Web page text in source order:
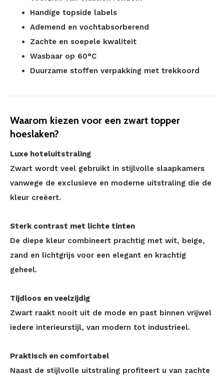
Handige topside labels
Ademend en vochtabsorberend
Zachte en soepele kwaliteit
Wasbaar op 60°C
Duurzame stoffen verpakking met trekkoord
Waarom kiezen voor een zwart topper
hoeslaken?
Luxe hoteluitstraling
Zwart wordt veel gebruikt in stijlvolle slaapkamers
vanwege de exclusieve en moderne uitstraling die de
kleur creëert.
Sterk contrast met lichte tinten
De diepe kleur combineert prachtig met wit, beige,
zand en lichtgrijs voor een elegant en krachtig
geheel.
Tijdloos en veelzijdig
Zwart raakt nooit uit de mode en past binnen vrijwel
iedere interieurstijl, van modern tot industrieel.
Praktisch en comfortabel
Naast de stijlvolle uitstraling profiteert u van zachte